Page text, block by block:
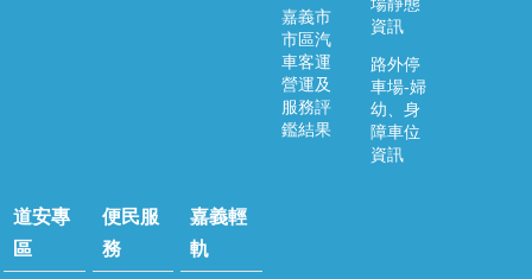
頁
網
嘉義市
市區汽
車客運
營運及
服務評
鑑結果
資訊
路外停
車場-婦
幼、身
障車位
資訊
道安專
區
便民服
務
嘉義輕
軌